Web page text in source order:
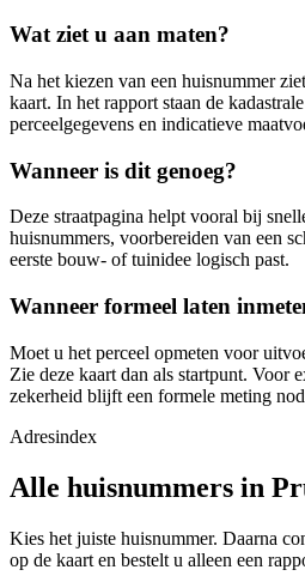
Wat ziet u aan maten?
Na het kiezen van een huisnummer
kaart. In het rapport staan de
perceelgegevens en indicatieve
Wanneer is dit genoeg?
Deze straatpagina helpt vooral bij
huisnummers, voorbereiden van een
eerste bouw- of tuinidee logisch past.
Wanneer formeel laten
Moet u het perceel opmeten voor
Zie deze kaart dan als startpunt. Voor
zekerheid blijft een formele meting
Adresindex
Alle huisnummers in
Kies het juiste huisnummer. Daarna
op de kaart en bestelt u alleen een